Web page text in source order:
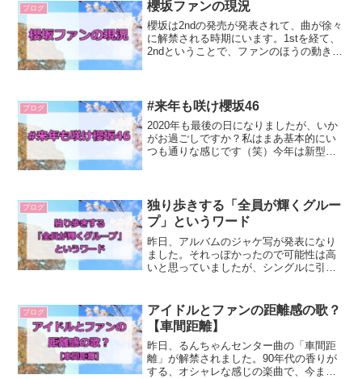
サプライズで3列目メンバー...
ブログ 櫻坂ファンの現況
櫻坂は2ndの発売が発表されて、曲が徐々
に解禁される時期にいます。1stを経て、
2ndということで、ファンのほうの動きも
状況櫻坂ファ...
ブログ #来年も咲け櫻坂46
2020年も最後の日になりましたが、いか
がお過ごしですか？私はまあ基本的にい
つも通りな感じです（笑）今年は新型コ
なにつらくなかったで...
ブログ
独り歩きする「全員が輝くグルー
プ」というワード
昨日、アルバムのジャケ写が発表になり
ました。それっぽかったので可能性は高
いと思っていましたが、シングルに引き
が写っていないことに一部でハレーショ
ンが起きていました。...
ブログ
アイドルとファンの距離感の歌？
【車間距離】
昨日、るんちゃんセンター曲の「車間距
離」が解禁されました。90年代の香りが
する、オシャレな感じの楽曲で、今まで